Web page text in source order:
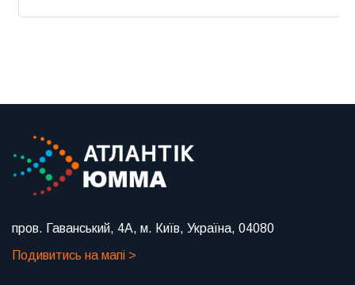
пров. Гаванський, 4А, м. Київ, Україна, 04080
Подивитись на мапі >